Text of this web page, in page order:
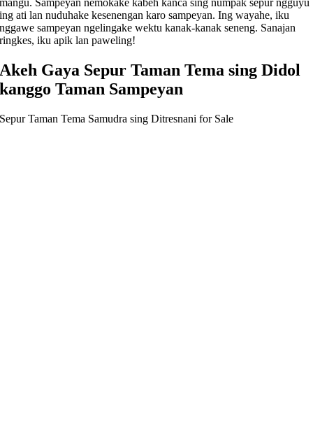
ing ati lan nuduhake kesenengan karo sampeyan. Ing wayahe, iku
nggawe sampeyan ngelingake wektu kanak-kanak seneng. Sanajan
ringkes, iku apik lan paweling!
Akeh Gaya Sepur Taman Tema sing Didol
kanggo Taman Sampeyan
Sepur Taman Tema Samudra sing Ditresnani for Sale